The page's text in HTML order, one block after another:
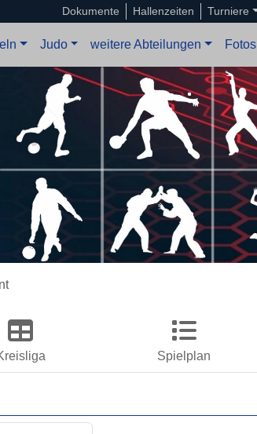
Dokumente Hallenzeiten Turniere
Judo weitere Abteilungen Fotos
Spielplan